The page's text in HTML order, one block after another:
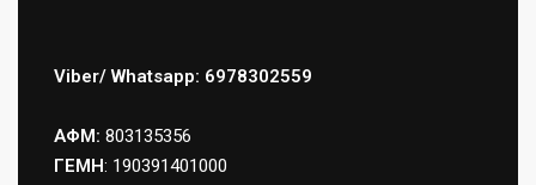
Viber/ Whatsapp: 6978302559
ΑΦΜ: 803135356
ΓΕΜΗ: 190391401000